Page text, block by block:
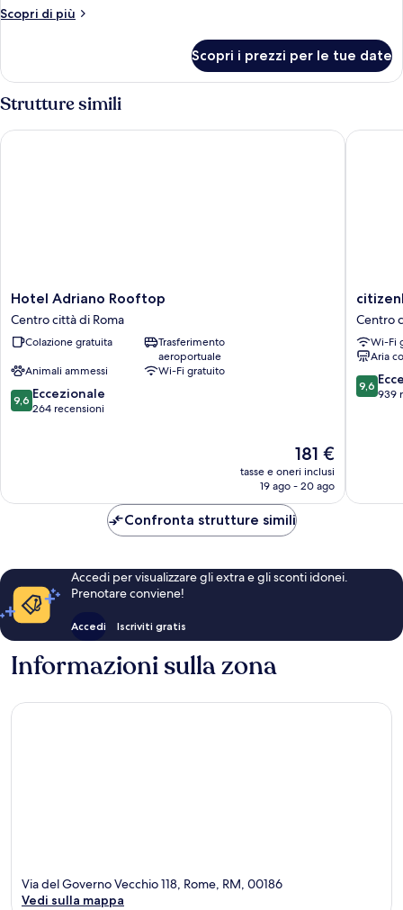
Scopri di più
Altri
Scopri i prezzi per le tue date
Strutture simili
Hotel
Adriano
Rooftop
Centro
di
Roma
Hotel Adriano Rooftop
Centro città di Roma
Colazione gratuita
Trasferimento
aeroportuale
Animali ammessi
Wi-Fi gratuito
9.6
su
9,6 Eccezionale
264 recensioni
Il
prezzo
attuale
181 €
181 €
tasse e oneri inclusi
19 ago - 20 ago
Hotel Adriano Rooftop
citizenM
Rome
Isola
Tiberina
Centro
città
di
Centro
Wi-Fi
Aria
9.6
su
9,6
939
Confronta strutture simili
Accedi per visualizzare gli extra e gli sconti idonei.
Prenotare conviene!
Accedi Iscriviti gratis
Informazioni sulla zona
Via del Governo Vecchio 118, Rome, RM, 00186
Vedi sulla mappa